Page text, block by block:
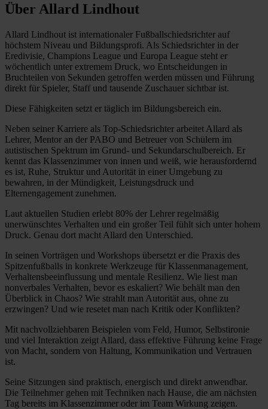
Über Allard Lindhout
Allard Lindhout ist internationaler Fußballschiedsrichter auf
höchstem Niveau und Bildungsprofi. Als Schiedsrichter in der
Eredivisie, Champions League und Europa League steht er
wöchentlich unter extremem Druck, wo Entscheidungen in
Bruchteilen von Sekunden getroffen werden müssen und Führung
direkt für Spieler, Staff und tausende Zuschauer sichtbar ist.
Diese Fähigkeiten setzt er täglich im Bildungsbereich ein.
Neben seiner Karriere als Top-Schiedsrichter arbeitet Allard als
Lehrer, Mentor an der PABO und Betreuer von Schülern im
autistischen Spektrum im Grund- und Sekundarschulbereich. Er
kennt das Klassenzimmer von innen und weiß, wie herausfordernd
es ist, Ruhe, Struktur und Autorität in einer Umgebung zu
bewahren, in der Mündigkeit, Leistungsdruck und
Elternengagement zunehmen.
Laut aktuellen Studien erlebt 80% der Lehrer regelmäßig
unerwünschtes Verhalten und ein großer Teil fühlt sich unter hohem
Druck. Genau dort macht Allard den Unterschied.
In seinen Vorträgen und Workshops übersetzt er die Praxis des
Spitzenfußballs in konkrete Werkzeuge für Klassenmanagement,
Verhaltensbeeinflussung und mentale Resilienz. Wie liest man
nonverbales Verhalten, bevor es eskaliert? Wie behält man den
Überblick in Chaos? Wie strahlt man Autorität aus, ohne zu
erzwingen? Und wie resetet man nach Kritik oder Konflikten?
Mit nachvollziehbaren Beispielen vom Feld, Humor, Selbstironie
und viel Interaktion zeigt Allard, dass effektive Führung keine Frage
von Macht, sondern von Haltung, Kommunikation und Vertrauen
ist.
Seine Sitzungen sind praktisch, energisch und direkt anwendbar.
Die Teilnehmer gehen mit Techniken nach Hause, die am nächsten
Tag bereits im Klassenzimmer oder im Team Wirkung zeigen.